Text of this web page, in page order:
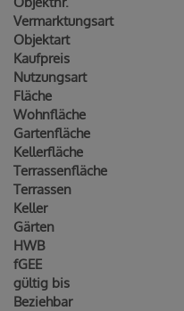
Vermarktungsart
Objektart
Kaufpreis
Nutzungsart
Fläche
Wohnfläche
Gartenfläche
Kellerfläche
Terrassenfläche
Terrassen
Keller
Gärten
HWB
fGEE
gültig bis
Beziehbar